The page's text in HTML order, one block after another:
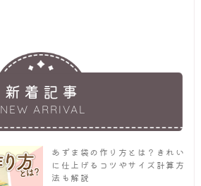
新着記事
NEW ARRIVAL
あずま袋の作り方とは？きれい
に仕上げるコツやサイズ計算方
法も解説